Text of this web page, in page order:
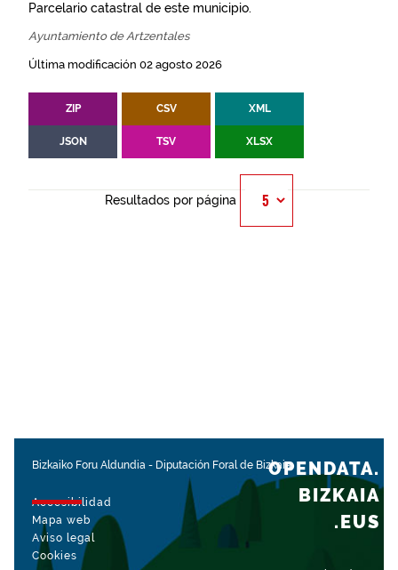
Parcelario catastral de este municipio.
Ayuntamiento de Artzentales
Última modificación 02 agosto 2026
ZIP CSV XML
JSON TSV XLSX
Resultados por página
Bizkaiko Foru Aldundia - Diputación Foral de Bizkaia
Accesibilidad
Mapa web
Aviso legal
Cookies
OPENDATA.
BIZKAIA
.EUS